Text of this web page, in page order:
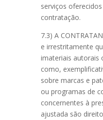
serviços
contratação.
7.3) A
e irrestritamente
imateriais autorais
como,
sobre marcas e
ou programas de
concernentes à
ajustada são